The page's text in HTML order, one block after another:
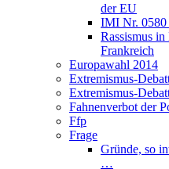
der EU
IMI Nr. 0580
Rassismus
Frankreich
Europawahl 2014
Extremismus-
Extremismus-
Fahnenverbot der
Ffp
Frage
Gründe, so
…